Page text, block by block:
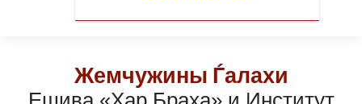
Жемчужины Ѓалахи